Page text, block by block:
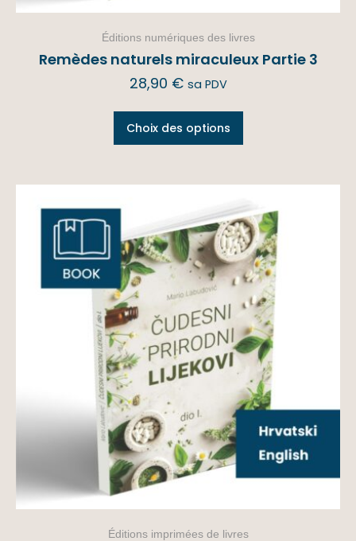
Éditions numériques des livres
Remèdes naturels miraculeux Partie 3
28,90 € sa PDV
Choix des options
Éditions imprimées de livres